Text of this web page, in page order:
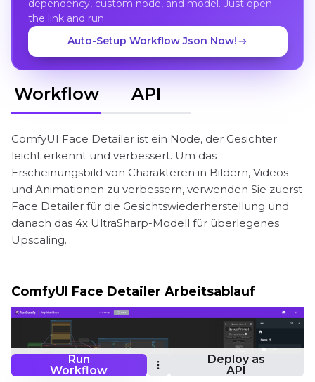
Run
Workflow
Deploy as
API
dependency, custom node, and model. Just open
the link and run.
Auto-Setup Workflow Json Now!
Workflow API
ComfyUI Face Detailer ist ein Node, der Gesichter
leicht erkennt und verbessert. Um das
Erscheinungsbild von Charakteren in Bildern, Videos
und Animationen zu verbessern, verwenden Sie zuerst
Face Detailer für die Gesichtswiederherstellung und
danach das 4x UltraSharp-Modell für überlegenes
Upscaling.
ComfyUI Face Detailer Arbeitsablauf